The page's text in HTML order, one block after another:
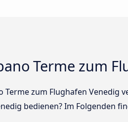
Terme zum
zum Flughafen Venedig
bedienen? Im Folgenden